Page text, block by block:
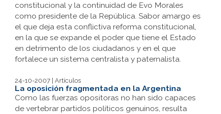
constitucional y la continuidad de Evo Morales
como presidente de la República. Sabor amargo es
el que deja esta conflictiva reforma constitucional,
en la que se expande el poder que tiene el Estado
en detrimento de los ciudadanos y en el que
fortalece un sistema centralista y paternalista.
24-10-2007 | Artículos
La oposición fragmentada en la Argentina
Como las fuerzas opositoras no han sido capaces
de vertebrar partidos políticos genuinos, resulta